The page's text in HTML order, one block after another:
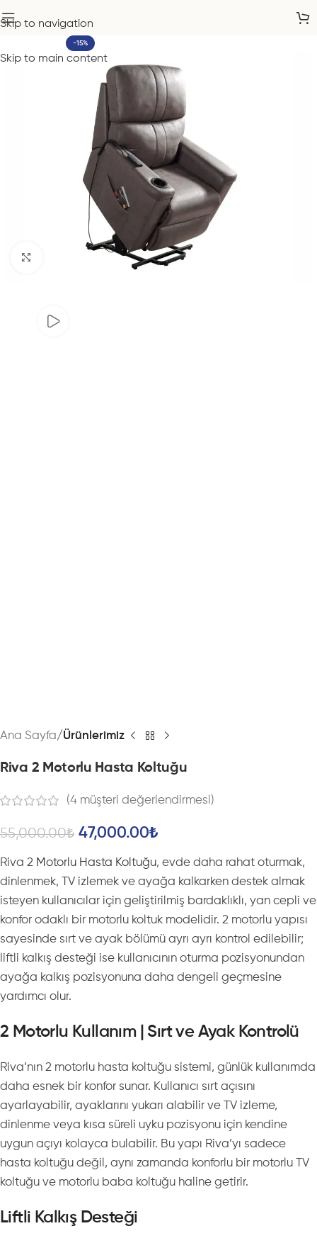
Skip to navigation
Skip to main content
-15%
Click to enlarge
Ana Sayfa Ürünlerimiz
Riva 2 Motorlu Hasta Koltuğu
(4 müşteri değerlendirmesi)
55,000.00₺ 47,000.00₺
Riva 2 Motorlu Hasta Koltuğu, evde daha rahat oturmak,
dinlenmek, TV izlemek ve ayağa kalkarken destek almak
isteyen kullanıcılar için geliştirilmiş bardaklıklı, yan cepli ve
konfor odaklı bir motorlu koltuk modelidir. 2 motorlu yapısı
sayesinde sırt ve ayak bölümü ayrı ayrı kontrol edilebilir;
liftli kalkış desteği ise kullanıcının oturma pozisyonundan
ayağa kalkış pozisyonuna daha dengeli geçmesine
yardımcı olur.
2 Motorlu Kullanım | Sırt ve Ayak Kontrolü
Riva’nın 2 motorlu hasta koltuğu sistemi, günlük kullanımda
daha esnek bir konfor sunar. Kullanıcı sırt açısını
ayarlayabilir, ayaklarını yukarı alabilir ve TV izleme,
dinlenme veya kısa süreli uyku pozisyonu için kendine
uygun açıyı kolayca bulabilir. Bu yapı Riva’yı sadece
hasta koltuğu değil, aynı zamanda konforlu bir motorlu TV
koltuğu ve motorlu baba koltuğu haline getirir.
Liftli Kalkış Desteği